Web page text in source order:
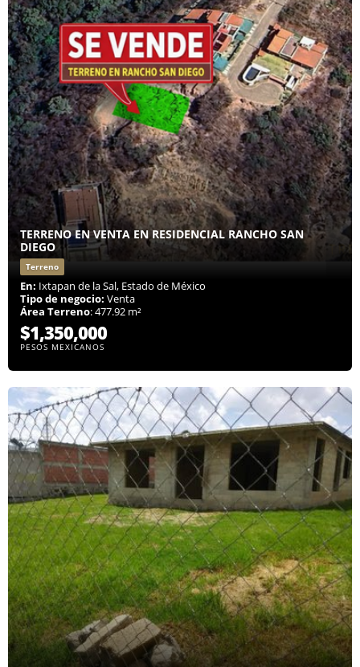
TERRENO EN VENTA EN RESIDENCIAL RANCHO SAN
DIEGO
Terreno
En: Ixtapan de la Sal, Estado de México
Tipo de negocio: Venta
Área Terreno: 477.92 m²
$1,350,000
PESOS MEXICANOS